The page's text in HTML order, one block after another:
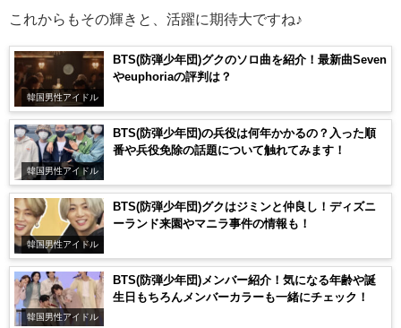
これからもその輝きと、活躍に期待大ですね♪
韓国男性アイドル
BTS(防弾少年団)グクのソロ曲を紹介！最新曲Seven
やeuphoriaの評判は？
韓国男性アイドル
BTS(防弾少年団)の兵役は何年かかるの？入った順
番や兵役免除の話題について触れてみます！
韓国男性アイドル
BTS(防弾少年団)グクはジミンと仲良し！ディズニ
ーランド来園やマニラ事件の情報も！
韓国男性アイドル
BTS(防弾少年団)メンバー紹介！気になる年齢や誕
生日もちろんメンバーカラーも一緒にチェック！